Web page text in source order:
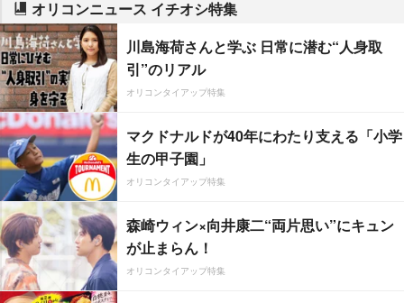
オリコンニュース イチオシ特集
川島海荷さんと学ぶ 日常に潜む“人身取
引”のリアル
オリコンタイアップ特集
マクドナルドが40年にわたり支える「小学
生の甲子園」
オリコンタイアップ特集
森崎ウィン×向井康二“両片思い”にキュン
が止まらん！
オリコンタイアップ特集